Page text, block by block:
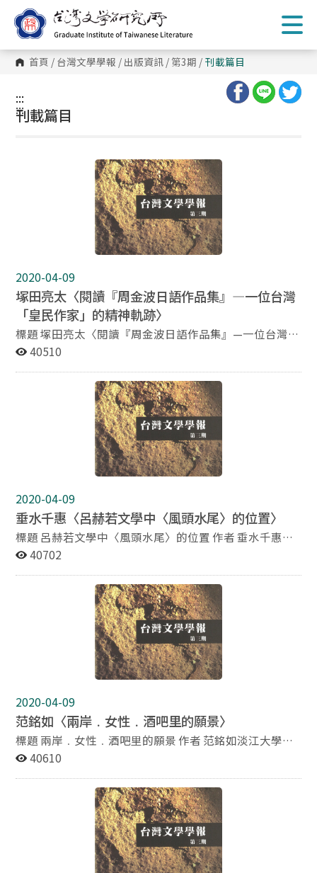
到
主
內
容 首頁 / 台灣文學學報 / 出版資訊 / 第3期 / 刊載篇目
:::
:::
刊載篇目
2020-04-09
塚田亮太〈閱讀『周金波日語作品集』—一位台灣
「皇民作家」的精神軌跡〉
標題 塚田亮太〈閱讀『周金波日語作品集』—一位台灣
「皇民作家」的精神軌跡〉 作者 塚田亮太日本同志社大
科診所的醫業之外也從事文學創作。因其於台灣實施志願
兵制度之際寫出小說「志願兵」而一舉成名。戰後的台灣
由於經過統治者交替，社會的價值基準也被置換成新統治
者的價值基準，周金波就在這樣的環境下被定位成「皇民
作家」。眾所皆知，戰後台灣對「皇民」一詞所賦予的印
象，幾乎等同於「漢奸」這一類的詈罵；一旦被貼上了這
個名詞，便預告了未來不可能獲得冷靜客觀的研究評價，
周金波的研究亦未必能理解周金波作為一個台灣人的苦
楚。拙論在此鋪陳周金波在殖民地這個多方受限的條件
下，如何一邊帶著台灣人的苦惱、一邊思慮「為著台灣的
將來」有所作為。戰後，周金波面對外來橫暴的國民黨政
動邀功的人們相較之下，格外顯出周金波其人不迎合時
權、在任何境地都能泰然自處的風骨。由此可以看出周金
波對鄉土台灣真誠的情感，亦足以澄清部分人士對他的誤
4，1998年9月）
40510
2020-04-09
垂水千惠〈呂赫若文學中〈風頭水尾〉的位置〉
標題 呂赫若文學中〈風頭水尾〉的位置 作者 垂水千惠橫
濱國立大學留學生中心教授 摘要 刊載於1994年8月〈台灣
囑託而執筆的作品，並於其後收錄在〈決戰台灣小說集〉
（1994）之中。在許多面向上，〈風頭水尾〉不僅使人
聯想起國策農民文學中的代表作—和田傳（Wada
Tsutou）〈大日向村〉（Ohinatamura），在內容上也可
看出其順應總督府之增產政策的痕跡。或者說，此做可以
被解釋為是充分體現了派遣作家之情報課之意圖的「國策
文學」。如此一來，早期作品中明確受到普羅文學影響之
文旨在將呂赫若與同是由普羅文學轉進國策文學之路的日
本轉向作家進行比較，從而分析最終冀求「生產性的東
西」的呂赫若所一路走來的軌跡。
40702
2020-04-09
范銘如〈兩岸﹒女性﹒酒吧里的願景〉
標題 兩岸﹒女性﹒酒吧里的願景 作者 范銘如淡江大學中
文系副教授 摘要 在（後）資本主義與全球化熱浪的襲捲
尤其在兩岸國際化最極致的都市，台北與上海，最明顯可
見外來文化的影響。面對全球村的趨勢走向，許多學者憂
心忡忡地提出後殖民主義的警訊，擔心強勢經濟的衝擊將
造成民族、本土文化的嚴重流失。有一些較樂觀的學者則
認為，國際化的交流機制不但可以強化台灣大陸的競爭
力，而且可以提供一個和解的平台，抒解兩岸長久以來的
40610